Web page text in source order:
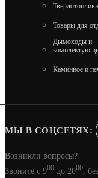
Товары для
Дымоходы и
Каминное и
МЫ В СОЦСЕТЯХ:
Возникли вопросы?
Звоните с 900 до 2000 ,